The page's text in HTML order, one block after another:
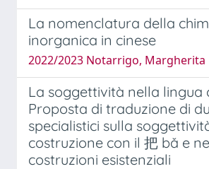
La nomenclatura della
inorganica in cinese
2022/2023 Notarrigo, Margherita
La soggettività nella lingua
Proposta di traduzione di
specialistici sulla
costruzione con il 把 bǎ e
costruzioni esistenziali